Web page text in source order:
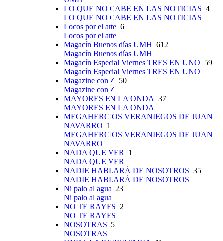
LO QUE NO CABE EN LAS NOTICIAS 4
LO QUE NO CABE EN LAS NOTICIAS
Locos por el arte 6
Locos por el arte
Magacín Buenos días UMH 612
Magacín Buenos días UMH
Magacín Especial Viernes TRES EN UNO 59
Magacín Especial Viernes TRES EN UNO
Magazine con Z 50
Magazine con Z
MAYORES EN LA ONDA 37
MAYORES EN LA ONDA
MEGAHERCIOS VERANIEGOS DE JUAN
NAVARRO 1
MEGAHERCIOS VERANIEGOS DE JUAN
NAVARRO
NADA QUE VER 1
NADA QUE VER
NADIE HABLARÁ DE NOSOTROS 35
NADIE HABLARÁ DE NOSOTROS
Ni palo al agua 23
Ni palo al agua
NO TE RAYES 2
NO TE RAYES
NOSOTRAS 5
NOSOTRAS